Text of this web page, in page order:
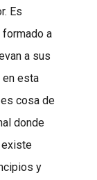
Es
formado a
a sus
en esta
cosa de
donde
existe
y